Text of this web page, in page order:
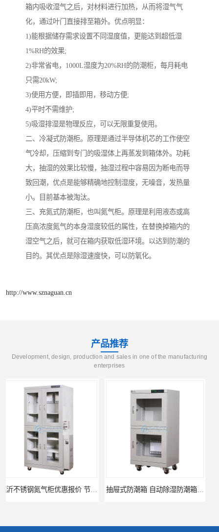
箱内吸收湿气之后，对材料进行加热，从而将湿气气
化，通过叶门直接排至箱外。优点明显：
1)能根据储存需求设置不同湿度值，更能达到超低湿
1%RH的效果;
2)非常省电，1000L湿度为20%RH的防潮柜，每月耗电
只需20kW;
3)使用方便，即插即用，移动方便;
4)平时不需维护;
5)吸湿排湿是物理反应，可以无限重复使用。
二、冷凝式防潮柜。原理是通过半导体机芯的工作使空
气冷却，压缩到专门的吸湿体上再蒸发到箱体外。功耗
大，抽湿的效果比较慢，抽湿过程中容易因为断电而导
致回潮，优点是能够精确地控制湿度，无噪音，发热量
小。目前基本被淘汰。
三、充氮式防潮柜，也叫氮气柜。原理是利用液态或高
压高浓度氮气的本身湿度较低的属性，在替换掉箱内的
湿空气之后，就可在箱内获取低湿环境。以达到防潮的
目的。其优点是除湿速度快，可以防氧化。
http://www.sznaguan.cn
产品推荐
Development, design, production and sales in one of the manufacturing
enterprises